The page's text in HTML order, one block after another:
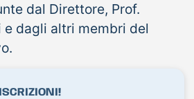
dal Direttore, Prof.
e dagli altri membri del